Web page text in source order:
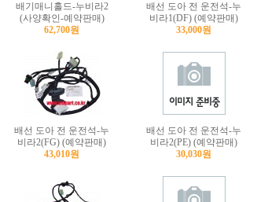
배기매니홀드-누비라2
(사양확인-예약판매)
62,700원
배선 도아 전 운전석-누
비라1(DF) (예약판매)
33,000원
배선 도아 전 운전석-누
비라2(FG) (예약판매)
43,010원
배선 도아 전 운전석-누
비라2(PE) (예약판매)
30,030원